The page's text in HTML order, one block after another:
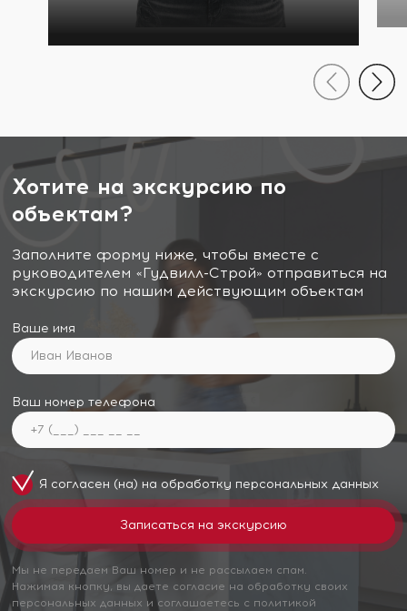
Хотите на экскурсию по
объектам?
Заполните форму ниже, чтобы вместе с
руководителем «Гудвилл-Строй» отправиться на
экскурсию по нашим действующим объектам
Ваше имя
Ваш номер телефона
Я согласен (на) на обработку персональных данных
Мы не передаем Ваш номер и не рассылаем спам.
Нажимая кнопку, вы даете согласие на обработку своих
персональных данных и соглашаетесь с политикой